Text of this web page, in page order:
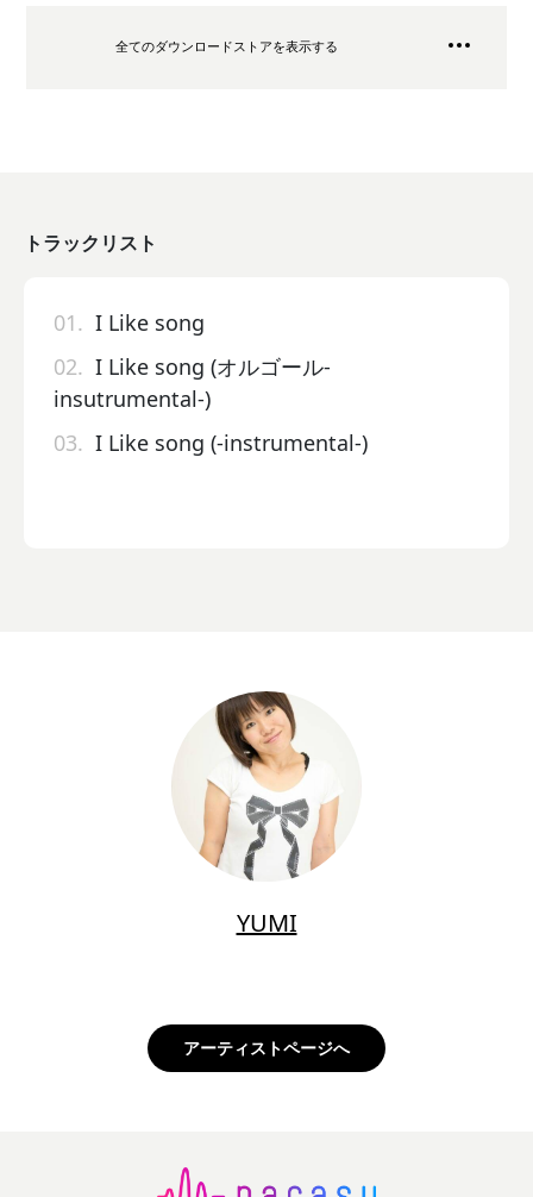
全てのダウンロードストアを表示する
トラックリスト
01. I Like song
02. I Like song (オルゴール-
insutrumental-)
03. I Like song (-instrumental-)
YUMI
アーティストページへ